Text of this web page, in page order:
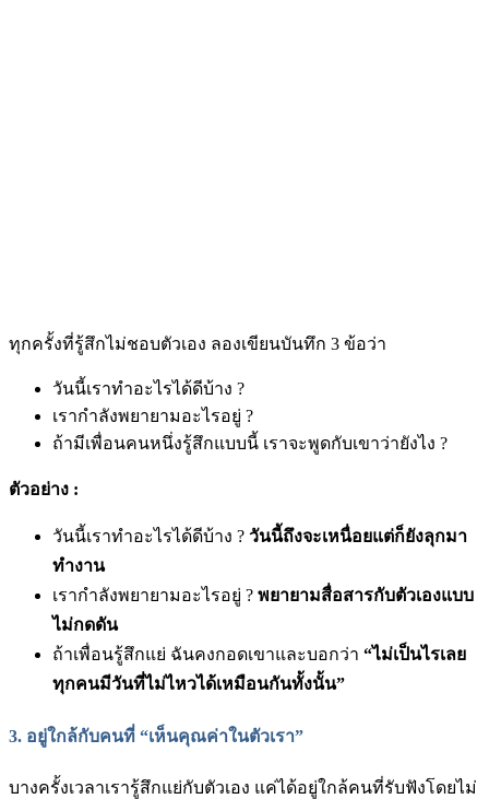
ทุกครั้งที่รู้สึกไม่ชอบตัวเอง ลองเขียนบันทึก 3 ข้อว่า
วันนี้เราทำอะไรได้ดีบ้าง ?
เรากำลังพยายามอะไรอยู่ ?
ถ้ามีเพื่อนคนหนึ่งรู้สึกแบบนี้ เราจะพูดกับเขาว่ายังไง ?
ตัวอย่าง :
วันนี้เราทำอะไรได้ดีบ้าง ? วันนี้ถึงจะเหนื่อยแต่ก็ยังลุกมา
ทำงาน
เรากำลังพยายามอะไรอยู่ ? พยายามสื่อสารกับตัวเองแบบ
ไม่กดดัน
ถ้าเพื่อนรู้สึกแย่ ฉันคงกอดเขาและบอกว่า “ไม่เป็นไรเลย
ทุกคนมีวันที่ไม่ไหวได้เหมือนกันทั้งนั้น”
3. อยู่ใกล้กับคนที่ “เห็นคุณค่าในตัวเรา”
บางครั้งเวลาเรารู้สึกแย่กับตัวเอง แค่ได้อยู่ใกล้คนที่รับฟังโดยไม่